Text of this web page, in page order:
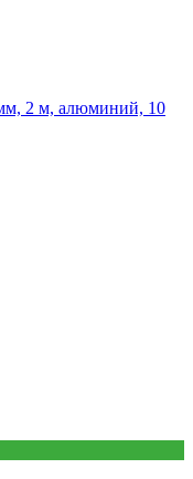
2 м, алюминий, 10